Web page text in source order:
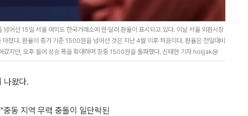
어선 15일 서울 여의도 한국거래소에 원·달러 환율이 표시되고 있다. 이날 서울 외환시장
쳤다. 환율이 종가 기준 1500원을 넘어선 것은 지난 4월 이후 처음이다. 환율은 전일대비
지만, 오후 들어 상승 폭을 확대하며 장중 1500원을 돌파했다. 신태현 기자 holjjak@
나왔다.
동 지역 무력 충돌이 일단락된